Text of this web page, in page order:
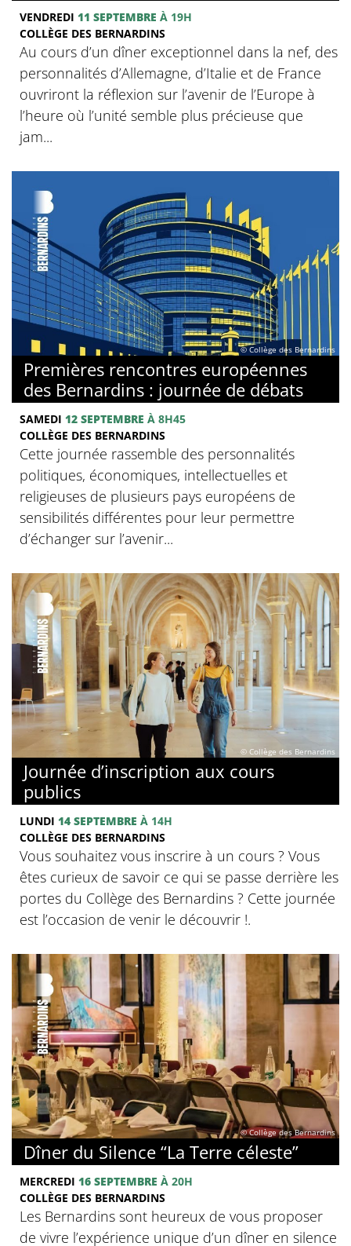
VENDREDI 11 SEPTEMBRE À 19H
COLLÈGE DES BERNARDINS
Au cours d’un dîner exceptionnel dans la nef, des
personnalités d’Allemagne, d’Italie et de France
ouvriront la réflexion sur l’avenir de l’Europe à
l’heure où l’unité semble plus précieuse que
jam...
© Collège des Bernardins
Premières rencontres européennes
des Bernardins : journée de débats
SAMEDI 12 SEPTEMBRE À 8H45
COLLÈGE DES BERNARDINS
Cette journée rassemble des personnalités
politiques, économiques, intellectuelles et
religieuses de plusieurs pays européens de
sensibilités différentes pour leur permettre
d’échanger sur l’avenir...
© Collège des Bernardins
Journée d’inscription aux cours
publics
LUNDI 14 SEPTEMBRE À 14H
COLLÈGE DES BERNARDINS
Vous souhaitez vous inscrire à un cours ? Vous
êtes curieux de savoir ce qui se passe derrière les
portes du Collège des Bernardins ? Cette journée
est l’occasion de venir le découvrir !.
© Collège des Bernardins
Dîner du Silence “La Terre céleste”
MERCREDI 16 SEPTEMBRE À 20H
COLLÈGE DES BERNARDINS
Les Bernardins sont heureux de vous proposer
de vivre l’expérience unique d’un dîner en silence